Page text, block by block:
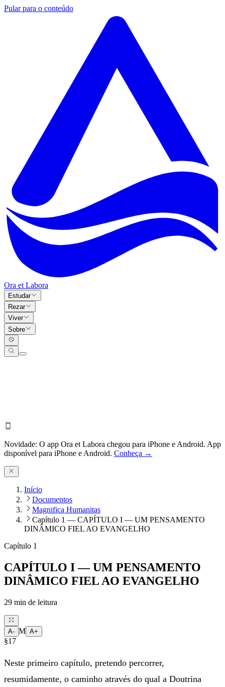
Pular para o conteúdo
Ora et Labora
Estudar
Rezar
Viver
Sobre
Novidade: O app Ora et Labora chegou para iPhone e Android. App
disponível para iPhone e Android. Conheça →
Início
Documentos
Magnifica Humanitas
Capítulo 1 — CAPÍTULO I — UM PENSAMENTO
DINÂMICO FIEL AO EVANGELHO
Capítulo 1
CAPÍTULO I — UM PENSAMENTO
DINÂMICO FIEL AO EVANGELHO
29 min de leitura
A- M A+
§17
Neste primeiro capítulo, pretendo percorrer,
resumidamente, o caminho através do qual a Doutrina